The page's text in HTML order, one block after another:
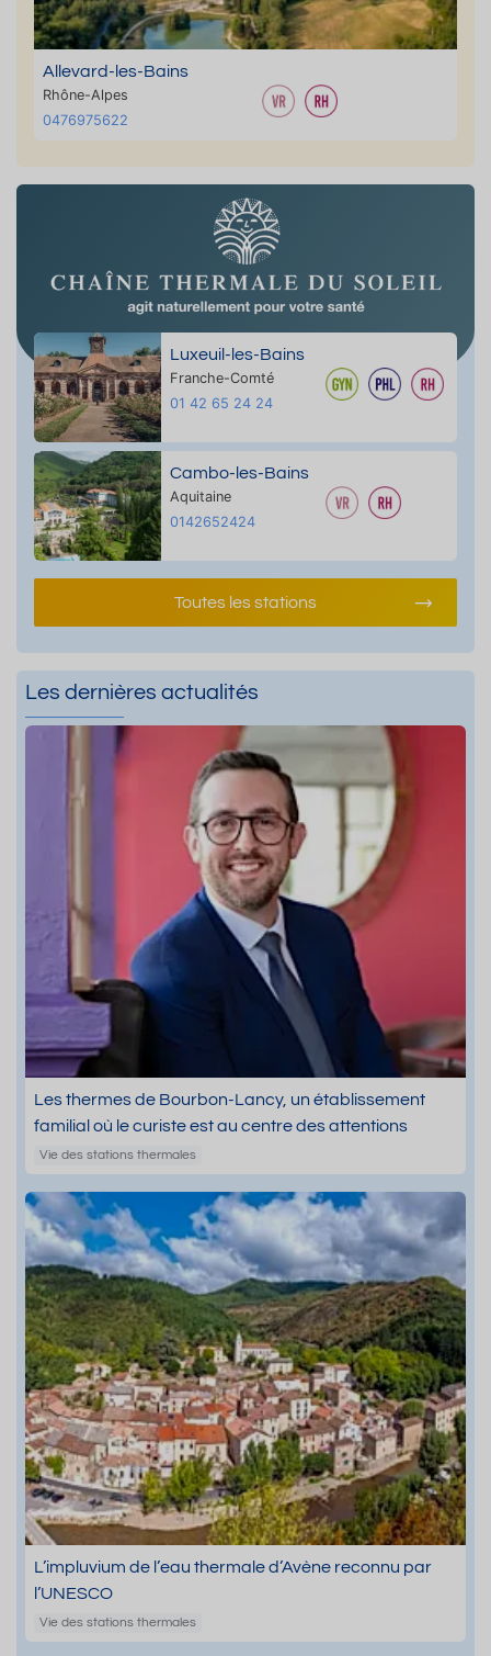
Allevard-les-Bains
Rhône-Alpes
0476975622
Luxeuil-les-Bains
Franche-Comté
01 42 65 24 24
Cambo-les-Bains
Aquitaine
0142652424
Toutes les stations
Les dernières actualités
Les thermes de Bourbon-Lancy, un établissement
familial où le curiste est au centre des attentions
Vie des stations thermales
L’impluvium de l’eau thermale d’Avène reconnu par
l’UNESCO
Vie des stations thermales